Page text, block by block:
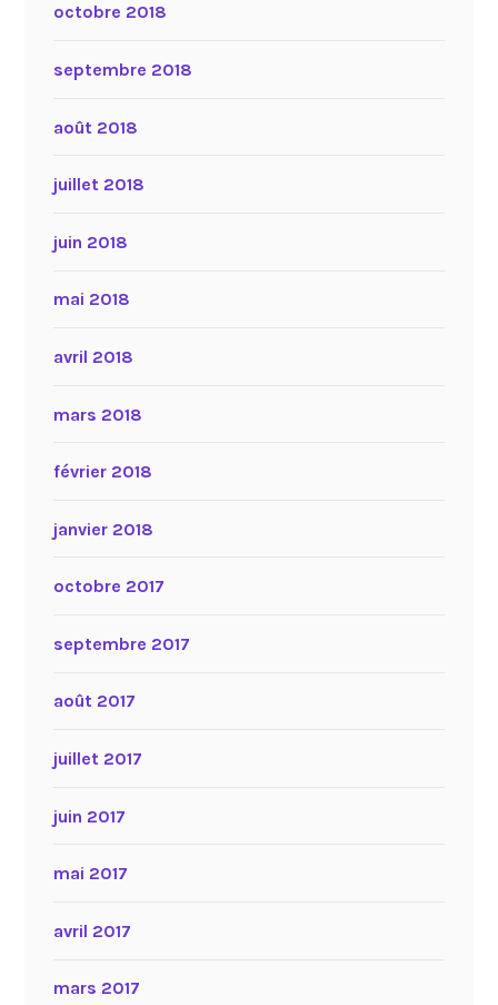
octobre 2018
septembre 2018
août 2018
juillet 2018
juin 2018
mai 2018
avril 2018
mars 2018
février 2018
janvier 2018
octobre 2017
septembre 2017
août 2017
juillet 2017
juin 2017
mai 2017
avril 2017
mars 2017